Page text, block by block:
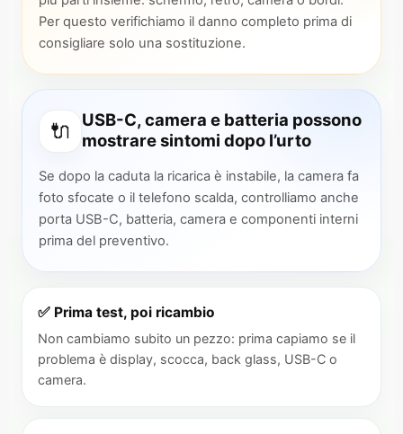
Per questo verifichiamo il danno completo prima di
consigliare solo una sostituzione.
🔌
USB-C, camera e batteria possono
mostrare sintomi dopo l’urto
Se dopo la caduta la ricarica è instabile, la camera fa
foto sfocate o il telefono scalda, controlliamo anche
porta USB-C, batteria, camera e componenti interni
prima del preventivo.
✅ Prima test, poi ricambio
Non cambiamo subito un pezzo: prima capiamo se il
problema è display, scocca, back glass, USB-C o
camera.